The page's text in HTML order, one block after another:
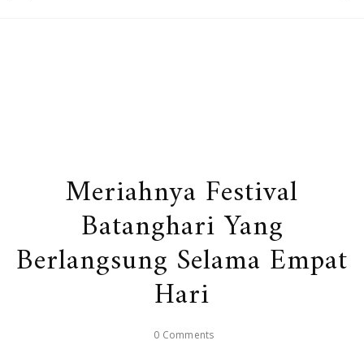
Meriahnya Festival
Batanghari Yang
Berlangsung Selama Empat
Hari
0 Comments